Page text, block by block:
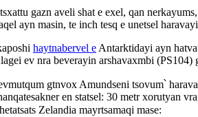
gazn aveli shat e exel, qan
ayn masin, te inch tesq e unetsel
haytnabervel eAntarktidayi ayn
ev nra beverayin arshavaxmbi
gtnvox Amundseni tsovum՝
en statsel: 30 metr xorutyan
Zelandia mayrtsamaqi mase: